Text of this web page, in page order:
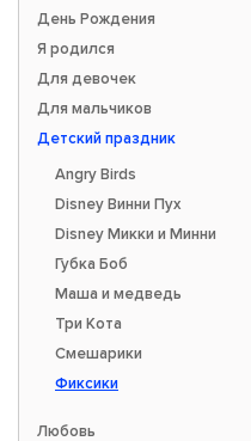
День Рождения
Я родился
Для девочек
Для мальчиков
Детский праздник
Angry Birds
Disney Винни Пух
Disney Микки и Минни
Губка Боб
Маша и медведь
Три Кота
Смешарики
Фиксики
Любовь